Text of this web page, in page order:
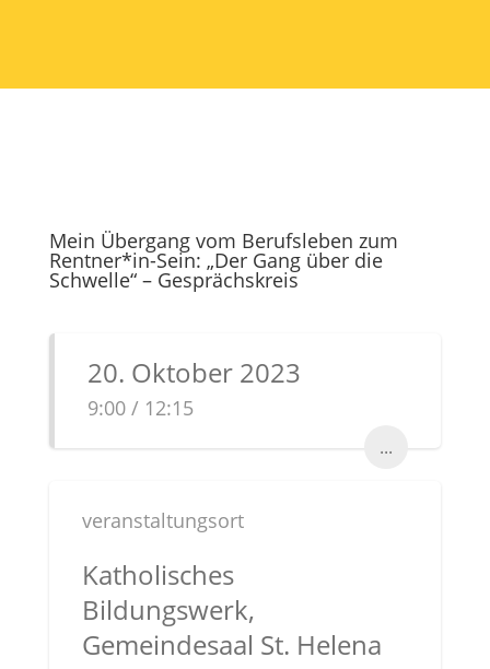
Mein Übergang vom Berufsleben zum
Rentner*in-Sein: „Der Gang über die
Schwelle“ – Gesprächskreis
20. Oktober 2023
9:00 / 12:15
...
veranstaltungsort
Katholisches
Bildungswerk,
Gemeindesaal St. Helena